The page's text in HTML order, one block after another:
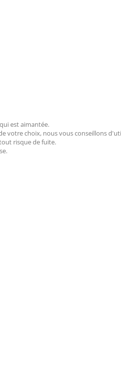
est aimantée.
votre choix, nous vous conseillons
risque de fuite.